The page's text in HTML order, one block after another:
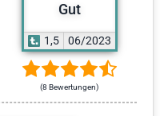
Gut
1,5 06/2023
(8 Bewertungen)